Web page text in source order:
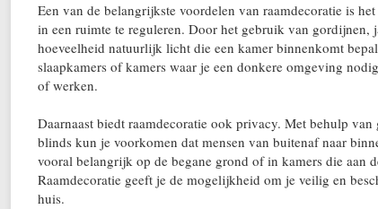
Een van de belangrijkste voordelen van raamdecoratie is
in een ruimte te reguleren. Door het gebruik van gordijnen,
hoeveelheid natuurlijk licht die een kamer binnenkomt
slaapkamers of kamers waar je een donkere omgeving
of werken.
Daarnaast biedt raamdecoratie ook privacy. Met behulp
blinds kun je voorkomen dat mensen van buitenaf naar
vooral belangrijk op de begane grond of in kamers die aan
Raamdecoratie geeft je de mogelijkheid om je veilig en
huis.